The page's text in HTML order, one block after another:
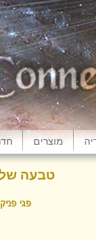
מוצרים
טבעה
פגי